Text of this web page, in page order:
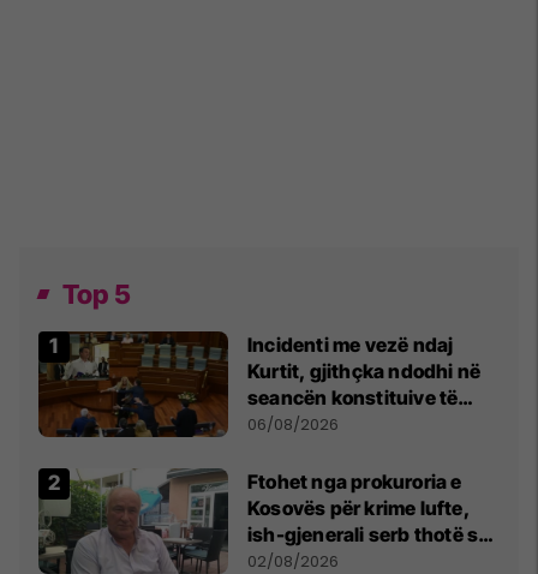
Top 5
Incidenti me vezë ndaj
Kurtit, gjithçka ndodhi në
seancën konstituive të
Kuvendit
06/08/2026
Ftohet nga prokuroria e
Kosovës për krime lufte,
ish-gjenerali serb thotë se
dikush e tradhtoi në
02/08/2026